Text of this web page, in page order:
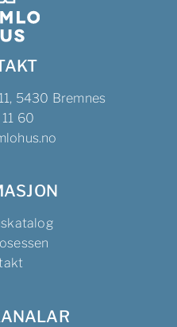
5430 Bremnes
60